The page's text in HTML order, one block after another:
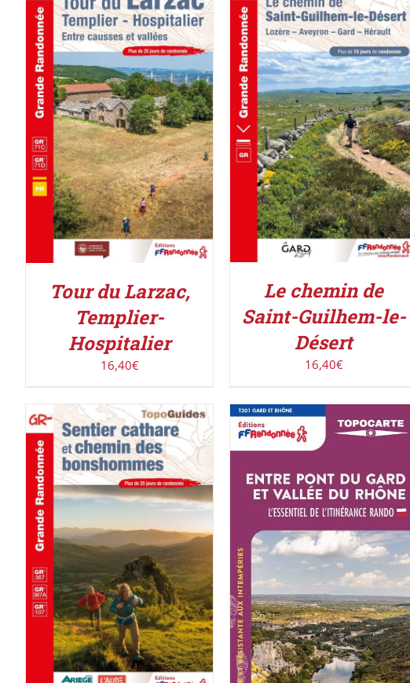
AJOUTER AU PANIER
/
DÉTAILS
Tour du Larzac,
Templier-
Hospitalier
16,40€
AJOUTER AU PANIER
/
DÉTAILS
Le chemin de
Saint-Guilhem-le-
Désert
16,40€
ACHETER LE PRODUIT
/
DÉTAILS
ACHETER LE PRODUIT
/
DÉTAILS